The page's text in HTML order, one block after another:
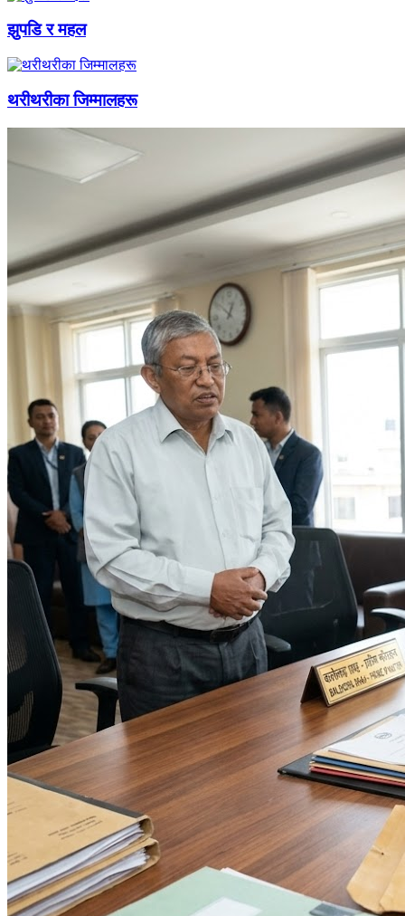
झुपडि र महल
थरीथरीका जिम्मालहरू